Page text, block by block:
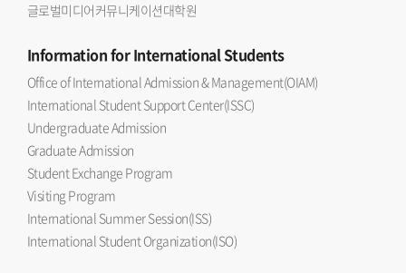
글로벌미디어커뮤니케이션대학원
Informationfor International Students
Office of International Admission & Management(OIAM)
International Student Support Center(ISSC)
Undergraduate Admission
Graduate Admission
Student Exchange Program
Visiting Program
International Summer Session(ISS)
International Student Organization(ISO)